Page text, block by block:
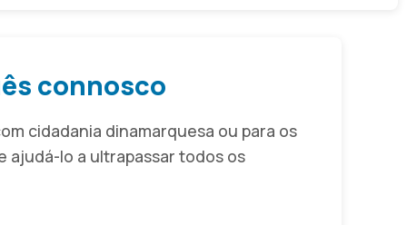
connosco
cidadania dinamarquesa ou para os
ajudá-lo a ultrapassar todos os